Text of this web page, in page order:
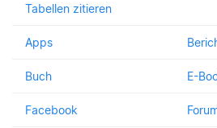
Tabellen zitieren
Apps
Buch E-
Facebook